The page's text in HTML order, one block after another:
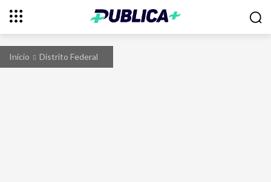
Início Distrito Federal